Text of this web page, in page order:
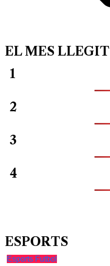
EL MES LLEGIT
1
2
3
4
ESPORTS
Esports Futbol